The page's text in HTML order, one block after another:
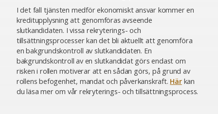
I det fall tjänsten medför ekonomiskt ansvar kommer en
kreditupplysning att genomföras avseende
slutkandidaten. I vissa rekryterings- och
tillsättningsprocesser kan det bli aktuellt att genomföra
en bakgrundskontroll av slutkandidaten. En
bakgrundskontroll av en slutkandidat görs endast om
risken i rollen motiverar att en sådan görs, på grund av
rollens befogenhet, mandat och påverkanskraft. Härkan
du läsa mer om vår rekryterings- och tillsättningsprocess.